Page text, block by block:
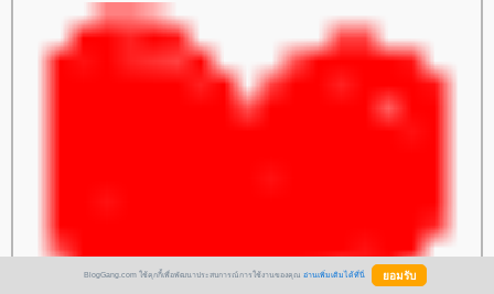
BlogGang.com ใช้คุกกี้เพื่อพัฒนาประสบการณ์การใช้งานของคุณ อ่านเพิ่มเติมได้ที่นี่